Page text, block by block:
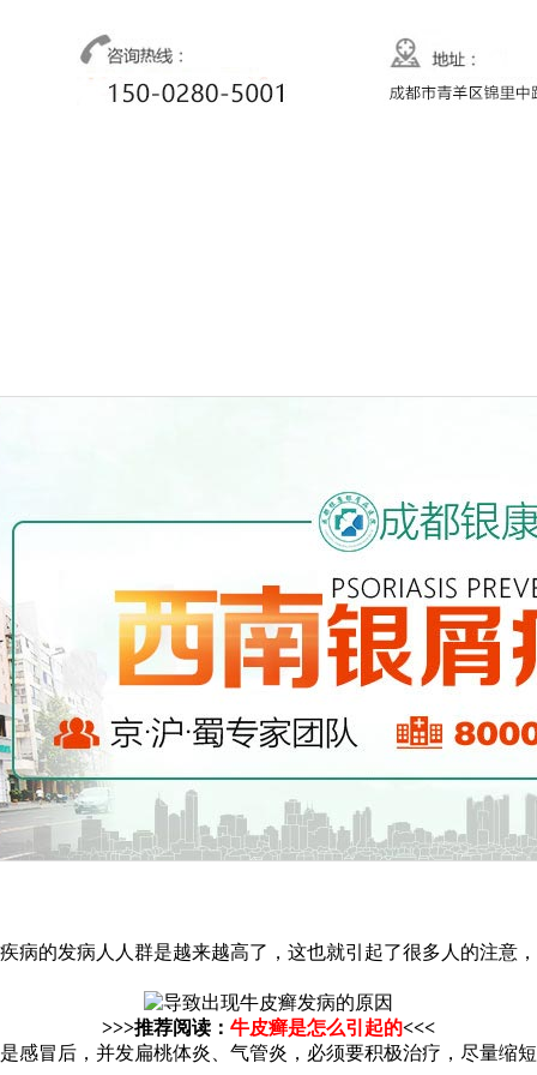
病的发病人人群是越来越高了，这也就引起了很多人的注意
>>>推荐阅读： 牛皮癣是怎么引起的<<<
感冒后，并发扁桃体炎、气管炎，必须要积极治疗，尽量缩